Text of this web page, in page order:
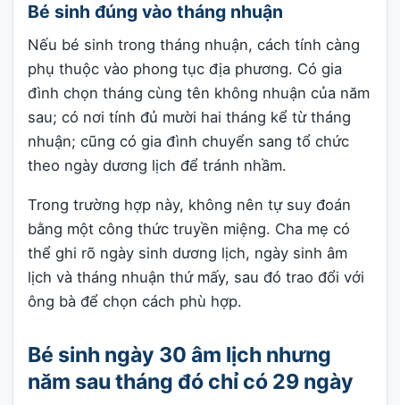
Bé sinh đúng vào tháng nhuận
Nếu bé sinh trong tháng nhuận, cách tính càng
phụ thuộc vào phong tục địa phương. Có gia
đình chọn tháng cùng tên không nhuận của năm
sau; có nơi tính đủ mười hai tháng kể từ tháng
nhuận; cũng có gia đình chuyển sang tổ chức
theo ngày dương lịch để tránh nhầm.
Trong trường hợp này, không nên tự suy đoán
bằng một công thức truyền miệng. Cha mẹ có
thể ghi rõ ngày sinh dương lịch, ngày sinh âm
lịch và tháng nhuận thứ mấy, sau đó trao đổi với
ông bà để chọn cách phù hợp.
Bé sinh ngày 30 âm lịch nhưng
năm sau tháng đó chỉ có 29 ngày